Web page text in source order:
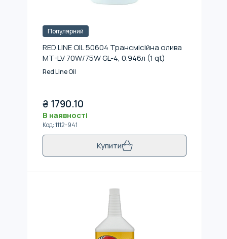
Популярний
RED LINE OIL 50604 Трансмісійна олива
MT-LV 70W/75W GL-4, 0.946л (1 qt)
Red Line Oil
₴ 1790.10
В наявності
Код:1112-941
Купити